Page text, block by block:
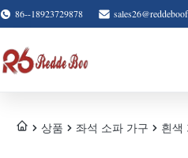
86--18923729878
상품 좌석 소파 가구 흰색